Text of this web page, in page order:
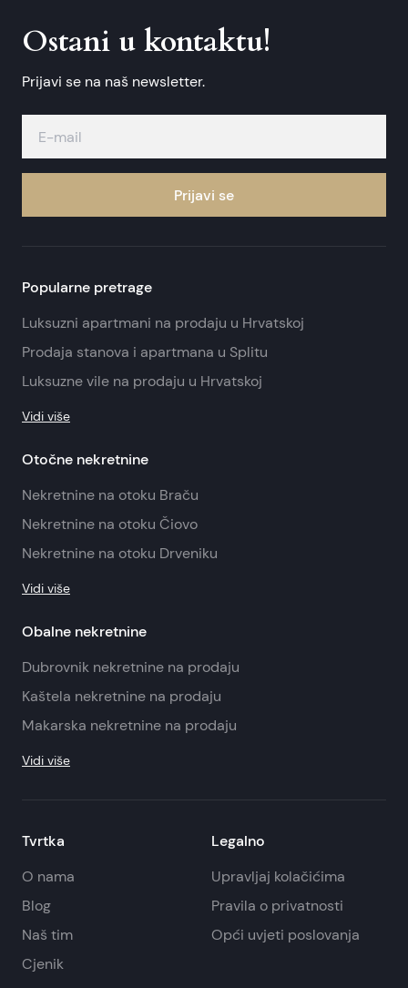
Ostani u kontaktu!
Prijavi se na naš newsletter.
Prijavi se
Popularne pretrage
Luksuzni apartmani na prodaju u Hrvatskoj
Prodaja stanova i apartmana u Splitu
Luksuzne vile na prodaju u Hrvatskoj
Vidi više
Otočne nekretnine
Nekretnine na otoku Braču
Nekretnine na otoku Čiovo
Nekretnine na otoku Drveniku
Vidi više
Obalne nekretnine
Dubrovnik nekretnine na prodaju
Kaštela nekretnine na prodaju
Makarska nekretnine na prodaju
Vidi više
Tvrtka
O nama
Blog
Naš tim
Cjenik
Legalno
Upravljaj kolačićima
Pravila o privatnosti
Opći uvjeti poslovanja